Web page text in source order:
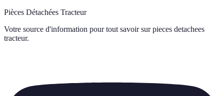
Pièces Détachées Tracteur
Votre source d'information pour tout savoir sur pieces detachees
tracteur.